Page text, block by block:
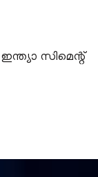
സിമെന്റ്